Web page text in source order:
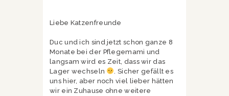
Liebe Katzenfreunde
Duc und ich sind jetzt schon ganze 8
Monate bei der Pflegemami und
langsam wird es Zeit, dass wir das
Lager wechseln
. Sicher gefällt es
uns hier, aber noch viel lieber hätten
wir ein Zuhause ohne weitere